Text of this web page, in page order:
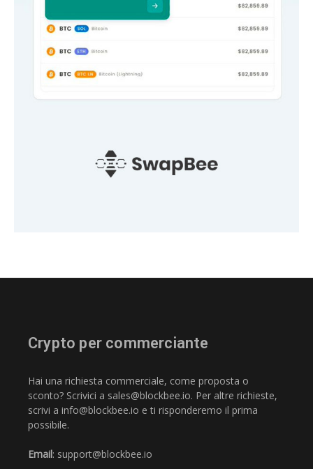
Crypto per commerciante
Hai una richiesta commerciale, come proposta o
sconto? Scrivici a sales@blockbee.io. Per altre richieste,
scrivi a info@blockbee.io e ti risponderemo il prima
possibile.
Email: support@blockbee.io